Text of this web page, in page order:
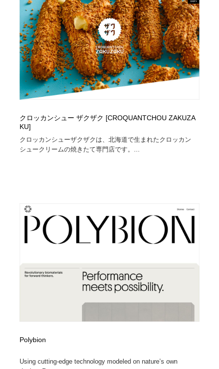
クロッカンシュー ザクザク [CROQUANTCHOU ZAKUZA
KU]
クロッカンシューザクザクは、北海道で生まれたクロッカン
シュークリームの焼きたて専門店です。...
Polybion
Using cutting-edge technology modeled on nature’s own